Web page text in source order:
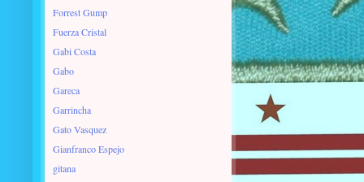
Forrest Gump
Fuerza Cristal
Gabi Costa
Gabo
Gareca
Garrincha
Gato Vasquez
Gianfranco Espejo
gitana